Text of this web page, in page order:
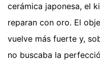
cerámica japonesa, el
reparan con oro. El
vuelve más fuerte y,
no buscaba la